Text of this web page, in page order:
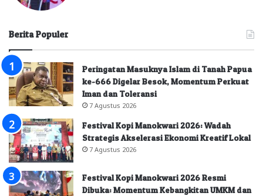
Berita Populer
Peringatan Masuknya Islam di Tanah Papua
ke-666 Digelar Besok, Momentum Perkuat
Iman dan Toleransi
7 Agustus 2026
Festival Kopi Manokwari 2026: Wadah
Strategis Akselerasi Ekonomi Kreatif Lokal
7 Agustus 2026
Festival Kopi Manokwari 2026 Resmi
Dibuka: Momentum Kebangkitan UMKM dan